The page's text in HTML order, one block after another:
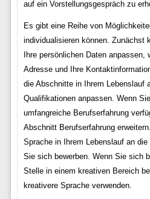
auf ein Vorstellungsgespräch zu
Es gibt eine Reihe von
individualisieren können. Zunächst
Ihre persönlichen Daten
Adresse und Ihre
die Abschnitte in Ihrem Lebenslauf
Qualifikationen anpassen. Wenn
umfangreiche Berufserfahrung
Abschnitt Berufserfahrung
Sprache in Ihrem Lebenslauf an
Sie sich bewerben. Wenn Sie sich
Stelle in einem kreativen Bereich
kreativere Sprache verwenden.